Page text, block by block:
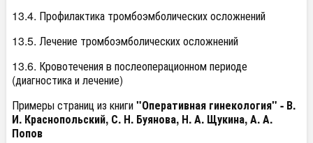
13.4. Профилактика тромбоэмболических осложнений
13.5. Лечение тромбоэмболических осложнений
13.6. Кровотечения в послеоперационном периоде
(диагностика и лечение)
Примеры страниц из книги"Оперативная гинекология" - В.
И. Краснопольский, С. Н. Буянова, Н. А. Щукина, А. А.
Попов